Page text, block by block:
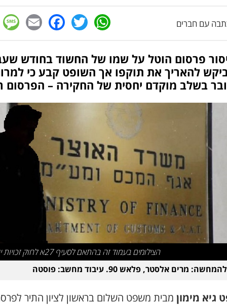
עם חברים WhatsApp
Twitter
פרסום הוטל על שמו של החשוד בחודש
להאריך את תוקפו אך השופט קבע כי
בשלב מוקדם יחסית של החקירה – הפרסום
הצילומים בעמוד זה בהתאם לסעיף 27א לחוק זכויות יוצרים
מרים אלסטר, פלאש 90. עיבוד מחשב: פוסטה
גיא מימון מבית משפט השלום בראשון לציון התיר